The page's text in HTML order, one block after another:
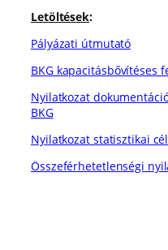
Letöltések:
Pályázati útmutató
BKG kapacitásbővítéses
Nyilatkozat
BKG
Nyilatkozat statisztikai
Összeférhetetlenségi